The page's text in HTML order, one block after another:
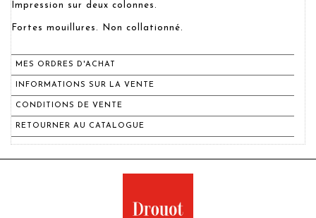
Impression sur deux colonnes.
Fortes mouillures. Non collationné.
MES ORDRES D'ACHAT
INFORMATIONS SUR LA VENTE
CONDITIONS DE VENTE
RETOURNER AU CATALOGUE